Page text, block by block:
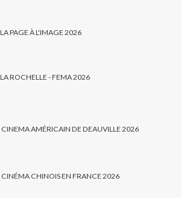
PAGE À L'IMAGE 2026
ROCHELLE - FEMA 2026
CINEMA AMÉRICAIN DE DEAUVILLE 2026
CINÉMA CHINOIS EN FRANCE 2026